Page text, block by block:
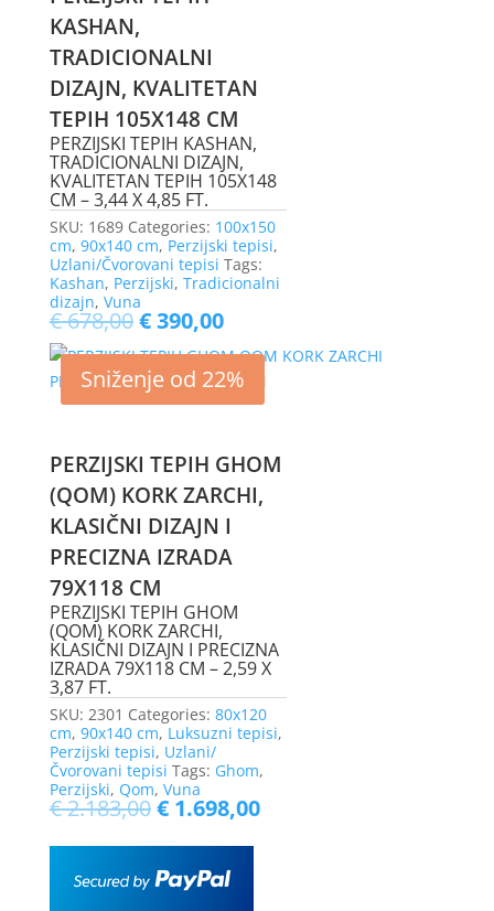
KASHAN,
TRADICIONALNI
DIZAJN, KVALITETAN
TEPIH 105X148 CM
PERZIJSKI TEPIH KASHAN,
TRADICIONALNI DIZAJN,
KVALITETAN TEPIH 105X148
CM – 3,44 X 4,85 FT.
SKU: 1689 Categories: 100x150
cm, 90x140 cm, Perzijski tepisi,
Uzlani/Čvorovani tepisi Tags:
Kashan, Perzijski, Tradicionalni
dizajn, Vuna
€678,00€390,00
Sniženje od 22%
PERZIJSKI TEPIH GHOM
(QOM) KORK ZARCHI,
KLASIČNI DIZAJN I
PRECIZNA IZRADA
79X118 CM
PERZIJSKI TEPIH GHOM
(QOM) KORK ZARCHI,
KLASIČNI DIZAJN I PRECIZNA
IZRADA 79X118 CM – 2,59 X
3,87 FT.
SKU: 2301 Categories: 80x120
cm, 90x140 cm, Luksuzni tepisi,
Perzijski tepisi, Uzlani/
Čvorovani tepisi Tags: Ghom,
Perzijski, Qom, Vuna
€2.183,00€1.698,00